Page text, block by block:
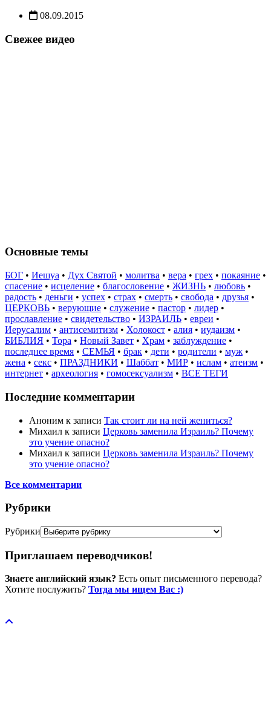
08.09.2015
Свежее видео
Основные темы
БОГ • Иешуа • Дух Святой • молитва • вера • грех • покаяние •
спасение • исцеление • благословение • ЖИЗНЬ • любовь •
радость • деньги • успех • страх • смерть • свобода • друзья •
ЦЕРКОВЬ • верующие • служение • пастор • лидер •
прославление • свидетельство • ИЗРАИЛЬ • евреи •
Иерусалим • антисемитизм • Холокост • алия • иудаизм •
БИБЛИЯ • Тора • Новый Завет • Храм • заблуждение •
последнее время • СЕМЬЯ • брак • дети • родители • муж •
жена • секс • ПРАЗДНИКИ • Шаббат • МИР • ислам • атеизм •
интернет • археология • гомосексуализм • ВСЕ ТЕГИ
Последние комментарии
Аноним к записи Так стоит ли на ней жениться?
Михаил к записи Церковь заменила Израиль? Почему
это учение опасно?
Михаил к записи Церковь заменила Израиль? Почему
это учение опасно?
Все комментарии
Рубрики
Рубрики
Приглашаем переводчиков!
Знаете английский язык? Есть опыт письменного перевода?
Хотите послужить? Тогда мы ищем Вас :)